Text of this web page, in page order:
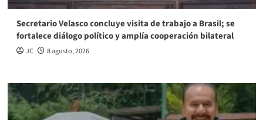
Secretario Velasco concluye visita de trabajo a Brasil; se
fortalece diálogo político y amplía cooperación bilateral
JC 8 agosto, 2026